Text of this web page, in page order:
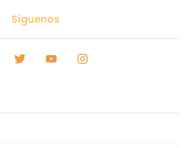
Síguenos